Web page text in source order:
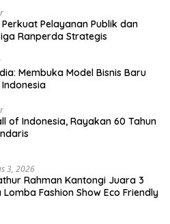
Pelayanan Publik dan
Ranperda Strategis
Membuka Model Bisnis Baru
of Indonesia, Rayakan 60 Tahun
3, 2026
Rahman Kantongi Juara 3
Fashion Show Eco Friendly